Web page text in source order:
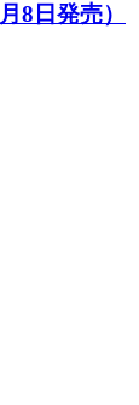
8日発売）